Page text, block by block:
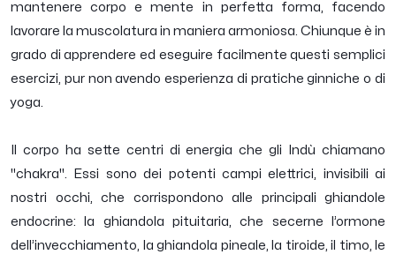
mantenere corpo e mente in perfetta forma, facendo
lavorare la muscolatura in maniera armoniosa. Chiunque è in
grado di apprendere ed eseguire facilmente questi semplici
esercizi, pur non avendo esperienza di pratiche ginniche o di
yoga.
Il corpo ha sette centri di energia che gli Indù chiamano
"chakra". Essi sono dei potenti campi elettrici, invisibili ai
nostri occhi, che corrispondono alle principali ghiandole
endocrine: la ghiandola pituitaria, che secerne l’ormone
dell’invecchiamento, la ghiandola pineale, la tiroide, il timo, le